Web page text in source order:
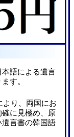
語による遺言
す。
より、両国にお
に見極め、原
言書の韓国語